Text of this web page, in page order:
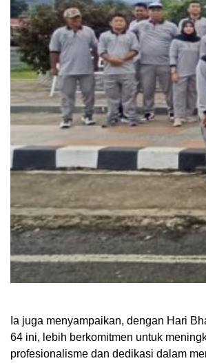
Ia juga menyampaikan, dengan Hari
64 ini, lebih berkomitmen untuk
profesionalisme dan dedikasi dalam